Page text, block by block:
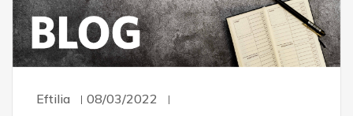
Eftilia 08/03/2022